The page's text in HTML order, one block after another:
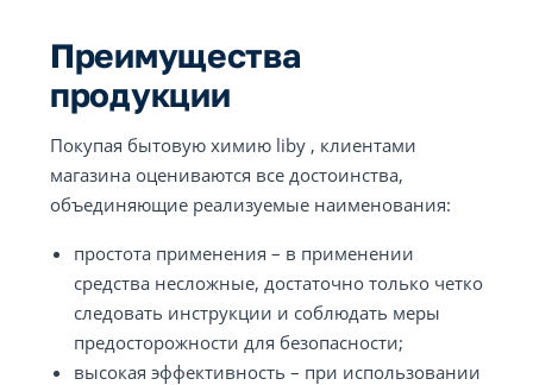
Преимущества
продукции
Покупая бытовую химию liby , клиентами
магазина оцениваются все достоинства,
объединяющие реализуемые наименования:
простота применения – в применении
средства несложные, достаточно только четко
следовать инструкции и соблюдать меры
предосторожности для безопасности;
высокая эффективность – при использовании